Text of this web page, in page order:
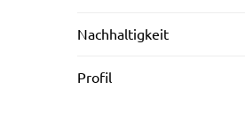
Nachhaltigkeit
Profil